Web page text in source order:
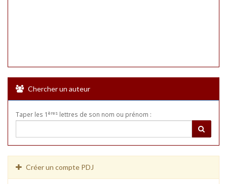
Chercher un auteur
Taper les 1 ères lettres de son nom ou prénom :
Créer un compte PDJ